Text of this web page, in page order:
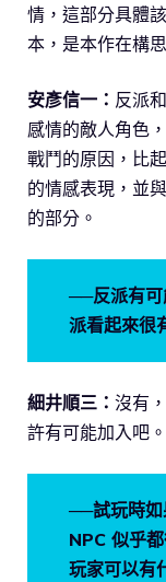
情，這部分具體
本，是本作在構
安彥信一： 反派
感情的敵人角色
戰鬥的原因，比
的情感表現，並
的部分。
──反派有可
派看起來很
細井順三： 沒有
許有可能加入吧。
──試玩時如
NPC 似乎
玩家可以有